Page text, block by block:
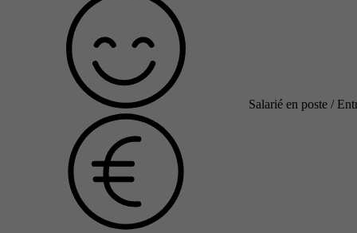
Salarié en poste /